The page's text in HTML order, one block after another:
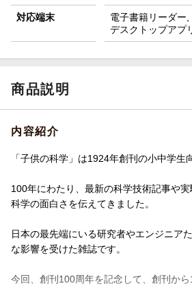
対応端末
電子書籍リーダー
デスクトップアプ
商品説明
内容紹介
「子供の科学」は1924年創刊の小中学生
100年にわたり、最新の科学技術記事や実
科学の面白さを伝えてきました。
日本の最先端にいる研究者やエンジニア
な影響を受けた雑誌です。
今回、創刊100周年を記念して、創刊か